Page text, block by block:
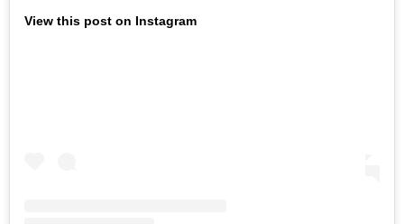
View this post on Instagram